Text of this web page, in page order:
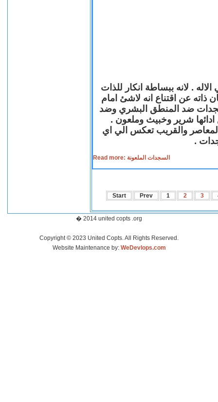
. لانه ببساطة انكار للذات
ذاته عن اقتناع انه لاشئ امام
ضد المنطق البشري وضد
ادائها شرير وخبيث وملعون .
المعاصر والقريب تعكس الي اي
.
Read more: السجدات الملعونة
Start Prev 1 2 3
� 2014 united copts .org
Copyright © 2023 United Copts. All Rights Reserved.
Website Maintenance by: WeDevlops.com